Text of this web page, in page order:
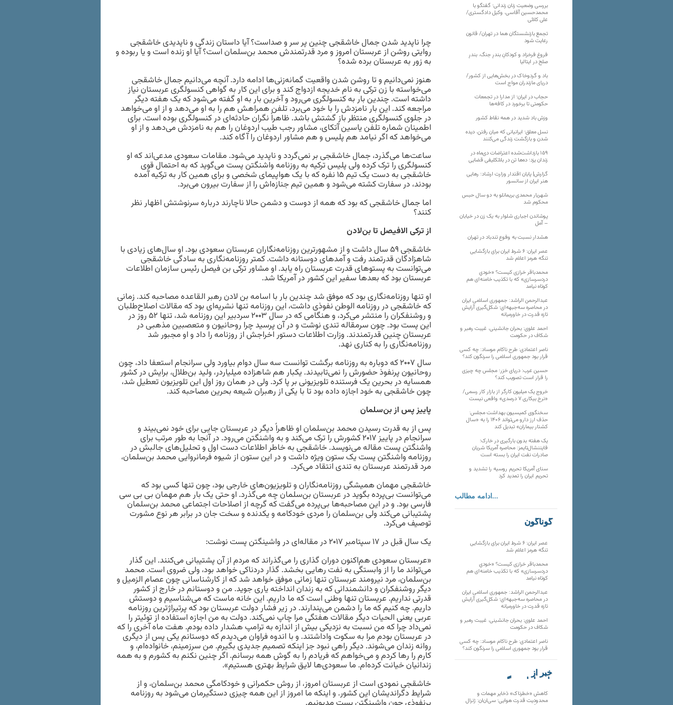
چرا ناپدید شدن جمال خاشقجی چنین پر سر و صداست؟ آیا داستان زندگی و ناپدیدی خاشقجی
روایتی روشن از عربستان امروز و مرد قدرتمندش محمد بن‌سلمان است؟ آیا او زنده است و یا ربوده و
به زور به عربستان برده شده؟
هنوز نمی‌دانیم و تا روشن شدن واقعیت گمانه‌زنی‌ها ادامه دارد. آنچه می‌دانیم جمال خاشقجی
می‌خواسته با زن ترکی به نام خدیجه ازدواج کند و برای این کار به گواهی کنسولگری عربستان نیاز
داشته است. چندین بار به کنسولگری می‌رود و آخرین بار به او گفته می‌شود که یک هفته دیگر
مراجعه کند. این بار نامزدش را با خود می‌برد، تلفن همراهش هم را به او می‌دهد و از او می‌خواهد
در جلوی کنسولگری منتظر باز گشتش باشد. ظاهراً نگران حادثه‌ای در کنسولگری بوده است. برای
اطمینان شماره تلفن یاسین آتکای، مشاور رجب طیب اردوغان را هم به نامزدش می‌دهد و از او
می‌خواهد که اگر نیامد هم پلیس و هم مشاور اردوغان را آگاه کند.
ساعت‌ها می‌گذرد، جمال خاشقجی بر نمی‌گردد و ناپدید می‌شود. مقامات سعودی مدعی‌اند که او
کنسولگری را ترک کرده ولی پلیس ترکیه به روزنامه واشنگتن پست می‌گوید که به احتمال قوی
خاشقجی به دست یک تیم ۱۵ نفره که با یک هواپیمای شخصی و برای همین کار به ترکیه آمده
بودند، در سفارت کشته می‌شود و همین تیم جنازه‌اش را از سفارت بیرون می‌برد.
اما جمال خاشقجی که بود که همه از دوست و دشمن حالا ناچارند درباره سرنوشتش اظهار نظر
کنند؟
از ترکی الافیصل تا بن‌لادن
خاشقجی ۵۹ سال داشت و از مشهورترین روزنامه‌نگاران عربستان سعودی بود. او سال‌های زیادی با
شاهزادگان قدرتمند رفت و آمدهای دوستانه داشت. کمتر روزنامه‌نگاری به سادگی خاشقجی
می‌توانست به پستوهای قدرت عربستان راه یابد. او مشاور ترکی بن فیصل رئیس سازمان اطلاعات
عربستان بود که بعدها سفیر این کشور در آمریکا شد.
او تنها روزنامه‌نگاری بود که موفق شد چندین بار با اسامه بن لادن رهبر القاعده مصاحبه کند. زمانی
که خاشقجی در روزنامه الوطن نفوذی داشت، این روزنامه تنها نشریه‌ای بود که مقالات اصلاح‌طلبان
و روشنفکران را منتشر می‌کرد، و هنگامی که در سال ۲۰۰۳ سردبیر این روزنامه شد، تنها ۵۲ روز در
این پست بود. چون سرمقاله تندی نوشت و در آن پرسید چرا روحانیون و متعصبین مذهبی در
عربستان چنین قدرتمندند. وزارت اطلاعات دستور اخراجش از روزنامه را داد و او مجبور شد
روزنامه‌نگاری را به کناری نهد.
سال ۲۰۰۷ که دوباره به روزنامه برگشت توانست سه سال دوام بیاورد ولی سرانجام استعفا داد، چون
روحانیون پرنفوذ حضورش را نمی‌تابیدند. یکبار هم شاهزاده میلیاردر، ولید بن‌طلال، برایش در کشور
همسایه در بحرین یک فرستنده تلویزیونی بر پا کرد. ولی در همان روز اول این تلویزیون تعطیل شد،
چون خاشقجی به خود اجازه داده بود تا با یکی از رهبران شیعه بحرین مصاحبه کند.
پاییز پس از بن‌سلمان
پس از به قدرت رسیدن محمد بن‌سلمان او ظاهراً دیگر در عربستان جایی برای خود نمی‌بیند و
سرانجام در پاییز ۲۰۱۷ کشورش را ترک می‌کند و به واشنگتن می‌رود. در آنجا به طور مرتب برای
واشنگتن پست مقاله می‌نویسد. خاشقجی به خاطر اطلاعات دست اول و تحلیل‌های جالبش در
روزنامه واشنگتن پست یک ستون ویژه داشت و در این ستون از شیوه فرمانروایی محمد بن‌سلمان،
مرد قدرتمند عربستان به تندی انتقاد می‌کرد.
خاشقجی مهمان همیشگی روزنامه‌نگاران و تلویزیون‌های خارجی بود، چون تنها کسی بود که
می‌توانست بی‌پرده بگوید در عربستان بن‌سلمان چه می‌گذرد. او حتی یک بار هم مهمان بی بی سی
فارسی بود. و در این مصاحبه‌ها بی‌پرده می‌گفت که گرچه از اصلاحات اجتماعی محمد بن‌سلمان
پشتیبانی می‌کند ولی بن‌سلمان را مردی خودکامه و یکدنده و سخت جان در برابر هر نوع مشورت
توصیف می‌کرد.
یک سال قبل در ۱۷ سپتامبر ۲۰۱۷ در مقاله‌ای در واشینگتن پست نوشت:
«عربستان سعودی هم‌اکنون دوران گذاری را می‌گذراند که مردم از آن پشتیبانی می‌کنند. این گذار
می‌تواند ما را از وابستگی به نفت رهایی بخشد. گذار دردناکی خواهد بود، ولی ضروی است. محمد
بن‌سلمان، مرد نیرومند عربستان تنها زمانی موفق خواهد شد که از کارشناسانی چون عصام الزمیل و
دیگر روشنفکران و دانشمندانی که به زندان انداخته یاری جوید. من و دوستانم در خارج از کشور
قدرتی نداریم. عریستان تنها وطنی است که ما داریم. این خانه ماست که می‌شناسیم و دوستش
داریم. چه کنیم که ما را دشمن می‌پندارند. در زیر فشار دولت عربستان بود که پرتیراژترین روزنامه
عربی یعنی الحیات دیگر مقالات هفتگی مرا چاپ نمی‌کند. دولت به من اجازه استفاده از توئیتر را
نمی‌داد چرا که من نسبت به نزدیکی بیش از اندازه به ترامپ هشدار داده بودم. هفت ماه آخری را که
در عربستان بودم مرا به سکوت واداشتند. و با اندوه فراوان می‌دیدم که دوستانم یکی پس از دیگری
روانه زندان می‌شوند. دیگر راهی نبود جز اینکه تصمیم جدیدی بگیرم. من سرزمینم، خانواده‌ام، و
کارم را رها کردم و می‌خواهم که فریادم را به گوش همه برسانم. اگر چنین نکنم به کشورم و به همه
زندانیان خیانت کرده‌ام. ما سعودی‌ها لایق شرایط بهتری هستیم».
خاشقجی نمودی است از عربستان امروز، از روش حکمرانی و خودکامگی محمد بن‌سلمان، و از
شرایط دگراندیشان این کشور. و اینکه ما امروز از این همه چیزی دستگیرمان می‌شود به روزنامه
بررسی وضعیت زنان زندانی؛ گفتگو با
محمدحسین آقاسی، وکیل دادگستری/
علی کلائی
تجمع بازنشستگان هما در تهران/ قانون
رعایت شود
فروغ فرخزاد و کودکانِ بندرِ جنگ، بندرِ
صلح در ایتالیا
باد و گردوخاک در بخش‌هایی از کشور/
دریای مازندران مواج است
حجاب در ایران؛ از مدارا در تجمعات
حکومتی تا برخورد در کافه‌ها
وزش باد شدید در همه نقاط کشور
نسل معلق؛ ایرانیانی که میان رفتن، دیده
شدن و بازگشت زندگی می‌کنند
۱۵۹ بازداشت‌شده اعتراضات دی‌ماه در
زندان یزد؛ ده‌ها تن در بلاتکلیفی قضایی
گزارش| پایان اقتدار وزارت ارشاد؛ رهایی
هنر ایران از سانسور
شهریار محمدی بریمانلو به دو سال حبس
محکوم شد
پوشاندن اجباری شلوار به یک زن در خیابان
– آمل
هشدار نسبت به وفوع تندباد در تهران
عصر ایران: ۶ شرط ایران برای بازگشایی
تنگه هرمز اعلام شد
محمدباقر خرازی کیست؟ «خودیِ
دردسرسازی» که با تکذیب خامنه‌ای هم
کوتاه نیامد
عبدالرحمن الراشد: جمهوری اسلامی ایران
در محاصره سه‌جبهه‌ای؛ شکل‌گیری آرایش
تازه قدرت در خاورمیانه
احمد علوی: بحران جانشینی، غیبت رهبر و
شکاف در حکومت
ناصر اعتمادی: طرح ناکام موساد: چه کسی
قرار بود جمهوری اسلامی را سرنگون کند؟
حسین عرب: دریای خزر؛ مجلس چه چیزی
را قرار است تصویب کند؟
خروج یک میلیون کارگر از بازار کار رسمی/
«نرخ بیکاری ۷ درصدی» واقعی نیست
سخنگوی کمیسیون بهداشت مجلس:
حذف ارز دارو می‌تواند ۱۴۰۶ را به «سال
کشتار بیماران» تبدیل کند
یک هفته بدون بارگیری در خارک؛
فایننشال‌تایمز: محاصره آمریکا شریان
صادرات نفت ایران را بسته است
سنای آمریکا تحریم روسیه را تشدید و
تحریم ایران را تمدید کرد
ادامه مطالب...
گوناگون
عصر ایران: ۶ شرط ایران برای بازگشایی
تنگه هرمز اعلام شد
محمدباقر خرازی کیست؟ «خودیِ
دردسرسازی» که با تکذیب خامنه‌ای هم
کوتاه نیامد
عبدالرحمن الراشد: جمهوری اسلامی ایران
در محاصره سه‌جبهه‌ای؛ شکل‌گیری آرایش
تازه قدرت در خاورمیانه
احمد علوی: بحران جانشینی، غیبت رهبر و
شکاف در حکومت
ناصر اعتمادی: طرح ناکام موساد: چه کسی
قرار بود جمهوری اسلامی را سرنگون کند؟
خبر از
تارنماهای دیگر
کاهش «خطرناک» ذخایر مهمات و
محدودیت قدرت هوایی؛ سی‌ان‌ان: ژنرال